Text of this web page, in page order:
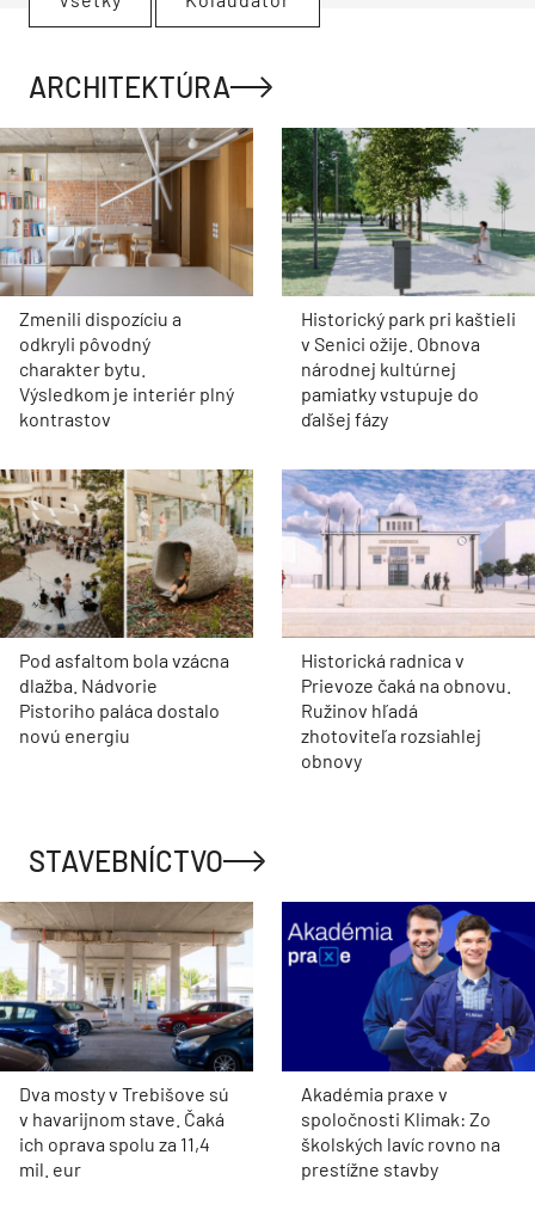
ARCHITEKTÚRA
Zmenili dispozíciu a
odkryli pôvodný
charakter bytu.
Výsledkom je interiér plný
kontrastov
Historický park pri kaštieli
v Senici ožije. Obnova
národnej kultúrnej
pamiatky vstupuje do
ďalšej fázy
Pod asfaltom bola vzácna
dlažba. Nádvorie
Pistoriho paláca dostalo
novú energiu
Historická radnica v
Prievoze čaká na obnovu.
Ružinov hľadá
zhotoviteľa rozsiahlej
obnovy
STAVEBNÍCTVO
Dva mosty v Trebišove sú
v havarijnom stave. Čaká
ich oprava spolu za 11,4
mil. eur
Akadémia praxe v
spoločnosti Klimak: Zo
školských lavíc rovno na
prestížne stavby